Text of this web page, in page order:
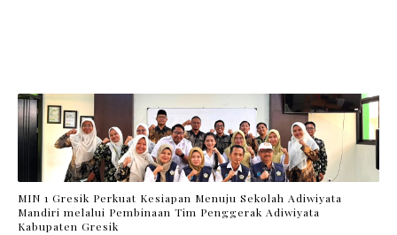
MIN 1 Gresik Perkuat Kesiapan Menuju Sekolah Adiwiyata
Mandiri melalui Pembinaan Tim Penggerak Adiwiyata
Kabupaten Gresik